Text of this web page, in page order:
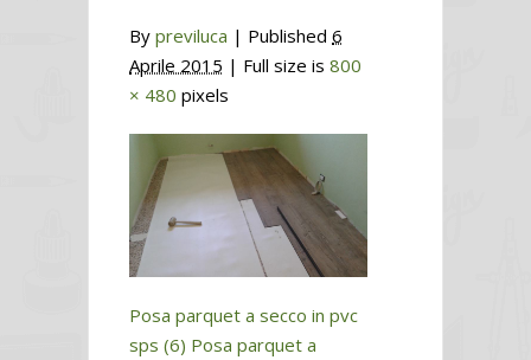
By previluca | Published 6
Aprile 2015 | Full size is 800
× 480 pixels
Posa parquet a secco in pvc
sps (6) Posa parquet a